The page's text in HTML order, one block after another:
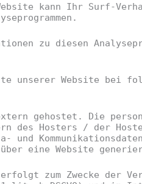
kann Ihr Surf-
zu diesen
unserer Website bei
gehostet. Die
des Hosters / der
und
eine Website
zum Zwecke der